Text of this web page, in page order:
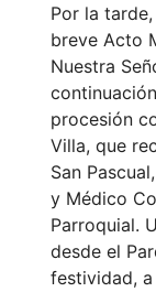
Por la
breve Acto
Nuestra
procesión
Villa, que
San
y Médico
Parroquial.
desde el
festividad,